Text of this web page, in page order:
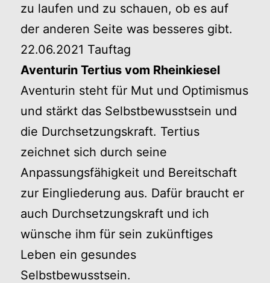
zu laufen und zu schauen, ob es auf
der anderen Seite was besseres gibt.
22.06.2021 Tauftag
Aventurin Tertius vom Rheinkiesel
Aventurin steht für Mut und Optimismus
und stärkt das Selbstbewusstsein und
die Durchsetzungskraft. Tertius
zeichnet sich durch seine
Anpassungsfähigkeit und Bereitschaft
zur Eingliederung aus. Dafür braucht er
auch Durchsetzungskraft und ich
wünsche ihm für sein zukünftiges
Leben ein gesundes
Selbstbewusstsein.